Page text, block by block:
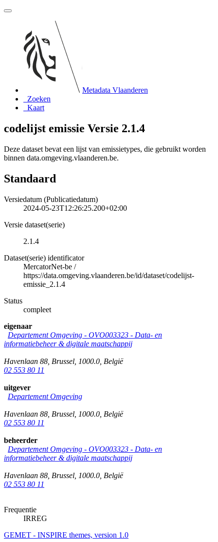
Metadata Vlaanderen
Zoeken
Kaart
codelijst emissie Versie 2.1.4
Deze dataset bevat een lijst van emissietypes, die gebruikt worden
binnen data.omgeving.vlaanderen.be.
Standaard
Versiedatum (Publicatiedatum)
2024-05-23T12:26:25.200+02:00
Versie dataset(serie)
2.1.4
Dataset(serie) identificator
MercatorNet-be /
https://data.omgeving.vlaanderen.be/id/dataset/codelijst-
emissie_2.1.4
Status
compleet
eigenaar
Departement Omgeving - OVO003323 - Data- en
informatiebeheer & digitale maatschappij
Havenlaan 88 Brussel 1000.0 België
02 553 80 11
uitgever
Departement Omgeving
Havenlaan 88 Brussel 1000.0 België
02 553 80 11
beheerder
Departement Omgeving - OVO003323 - Data- en
informatiebeheer & digitale maatschappij
Havenlaan 88 Brussel 1000.0 België
02 553 80 11
Frequentie
IRREG
GEMET - INSPIRE themes, version 1.0